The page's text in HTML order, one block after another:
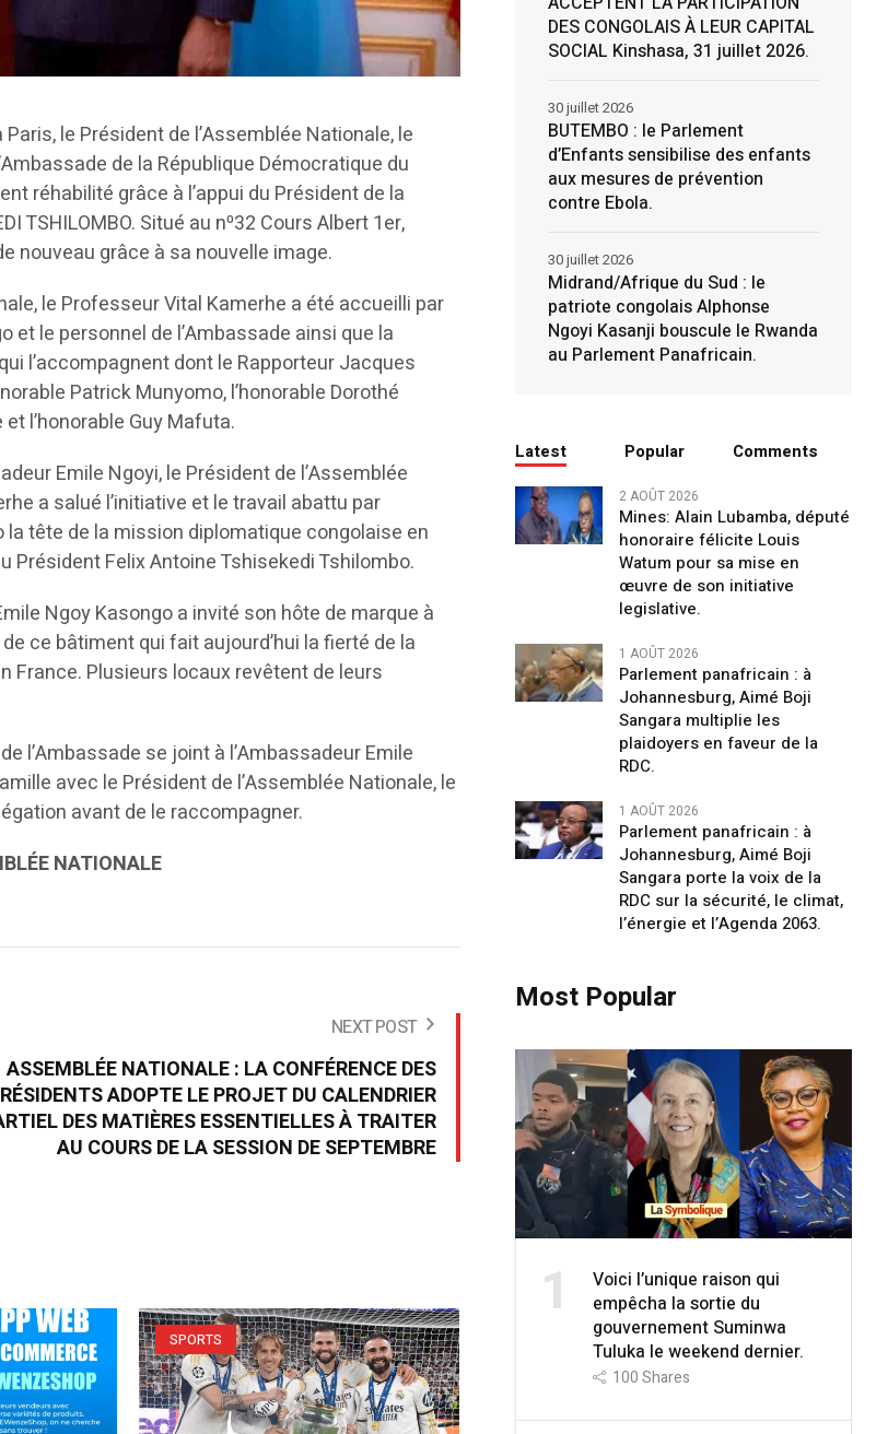
le Président de l’Assemblée Nationale, le
de la République Démocratique du
réhabilité grâce à l’appui du Président de la
TSHILOMBO. Situé au n⁰32 Cours Albert 1er,
nouveau grâce à sa nouvelle image.
le Professeur Vital Kamerhe a été accueilli par
et le personnel de l’Ambassade ainsi que la
l’accompagnent dont le Rapporteur Jacques
Patrick Munyomo, l’honorable Dorothé
l’honorable Guy Mafuta.
Emile Ngoyi, le Président de l’Assemblée
a salué l’initiative et le travail abattu par
tête de la mission diplomatique congolaise en
Président Felix Antoine Tshisekedi Tshilombo.
Ngoy Kasongo a invité son hôte de marque à
ce bâtiment qui fait aujourd’hui la fierté de la
France. Plusieurs locaux revêtent de leurs
l’Ambassade se joint à l’Ambassadeur Emile
avec le Président de l’Assemblée Nationale, le
avant de le raccompagner.
NATIONALE
NEXT POST
ASSEMBLÉE NATIONALE : LA CONFÉRENCE DES
ADOPTE LE PROJET DU CALENDRIER
DES MATIÈRES ESSENTIELLES À TRAITER
AU COURS DE LA SESSION DE SEPTEMBRE
SPORTS
DES CONGOLAIS À LEUR CAPITAL
SOCIAL Kinshasa, 31 juillet 2026.
BUTEMBO : le Parlement
d’Enfants sensibilise des enfants
aux mesures de prévention
contre Ebola.
30 juillet 2026
Midrand/Afrique du Sud : le
patriote congolais Alphonse
Ngoyi Kasanji bouscule le Rwanda
au Parlement Panafricain.
30 juillet 2026
Latest Popular Comments
2 AOÛT 2026
Mines: Alain Lubamba, député
honoraire félicite Louis
Watum pour sa mise en
œuvre de son initiative
legislative.
1 AOÛT 2026
Parlement panafricain : à
Johannesburg, Aimé Boji
Sangara multiplie les
plaidoyers en faveur de la
RDC.
1 AOÛT 2026
Parlement panafricain : à
Johannesburg, Aimé Boji
Sangara porte la voix de la
RDC sur la sécurité, le climat,
l’énergie et l’Agenda 2063.
Most Popular
1
Voici l’unique raison qui
empêcha la sortie du
gouvernement Suminwa
Tuluka le weekend dernier.
100Shares